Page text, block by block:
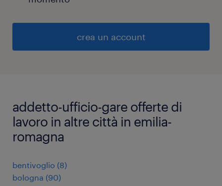
crea un account
addetto-ufficio-gare offerte di
lavoro in altre città in emilia-
romagna
bentivoglio (8)
bologna (90)